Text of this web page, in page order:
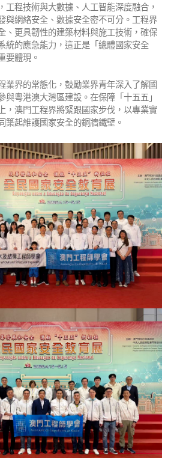
工程技術與大數據、人工智能深度融合，
與網絡安全、數據安全密不可分。工程界
、更具韌性的建築材料與施工技術，確保
統的應急能力，這正是「總體國家安全
要體現。
業界的常態化，鼓勵業界青年深入了解國
與粵港澳大灣區建設。在保障「十五五」
，澳門工程界將緊跟國家步伐，以專業實
築起維護國家安全的銅牆鐵壁。